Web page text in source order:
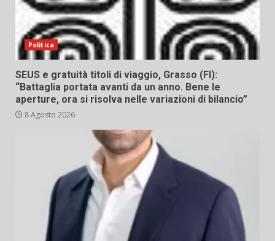
Politica
SEUS e gratuità titoli di viaggio, Grasso (FI):
“Battaglia portata avanti da un anno. Bene le
aperture, ora si risolva nelle variazioni di bilancio”
8 Agosto 2026